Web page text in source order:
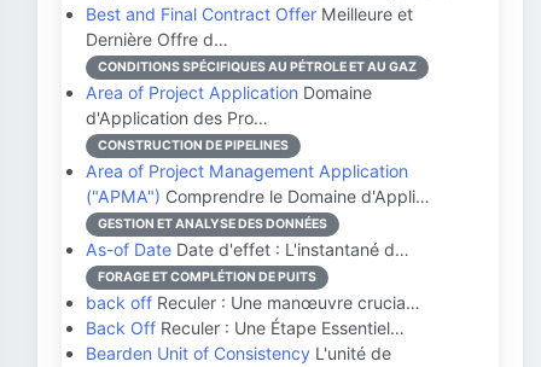
Best and Final Contract Offer Meilleure et
Dernière Offre d…
CONDITIONS SPÉCIFIQUES AU PÉTROLE ET AU GAZ
Area of Project Application Domaine
d'Application des Pro…
CONSTRUCTION DE PIPELINES
Area of Project Management Application
("APMA") Comprendre le Domaine d'Appli…
GESTION ET ANALYSE DES DONNÉES
As-of Date Date d'effet : L'instantané d…
FORAGE ET COMPLÉTION DE PUITS
back off Reculer : Une manœuvre crucia…
Back Off Reculer : Une Étape Essentiel…
Bearden Unit of Consistency L'unité de